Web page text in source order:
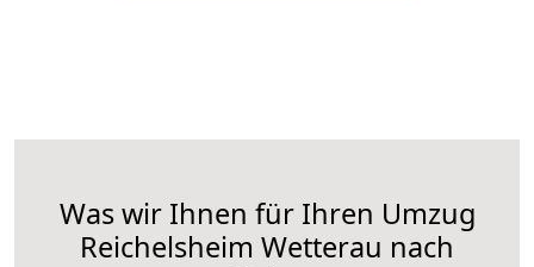
Was wir Ihnen für Ihren Umzug
Reichelsheim Wetterau nach